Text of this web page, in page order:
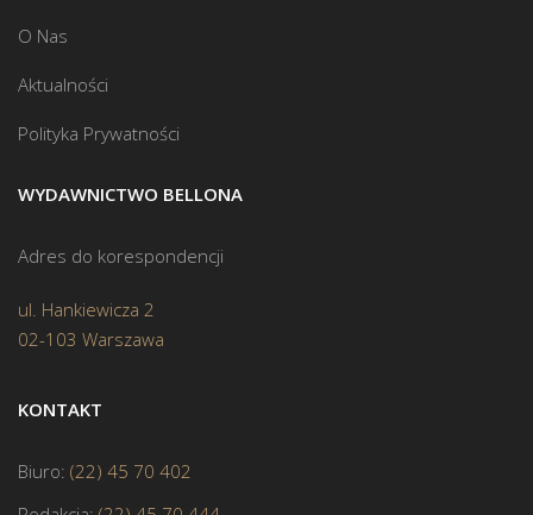
O Nas
Aktualności
Polityka Prywatności
WYDAWNICTWO BELLONA
Adres do korespondencji
ul. Hankiewicza 2
02-103 Warszawa
KONTAKT
Biuro: (22) 45 70 402